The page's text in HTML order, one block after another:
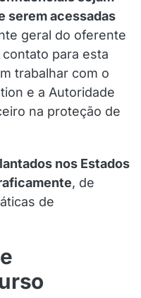
serem acessadas
geral do oferente
para esta
trabalhar com o
e a Autoridade
na proteção de
nos Estados
, de
de